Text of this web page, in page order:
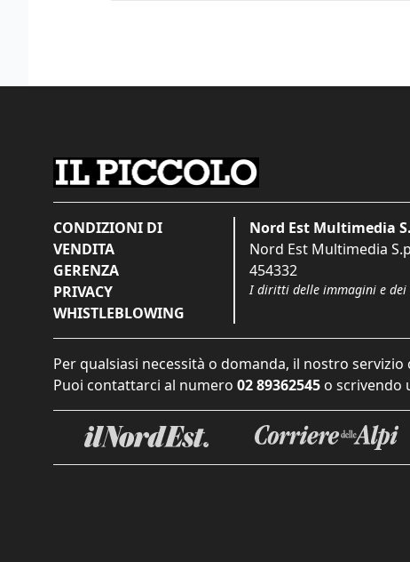
CONDIZIONI DI
VENDITA
GERENZA
PRIVACY
WHISTLEBLOWING
Nord Est Multimedia
Nord Est Multimedia
454332
I diritti delle immagini e dei
Per qualsiasi necessità o domanda, il nostro
Puoi contattarci al numero 02 89362545 o scrivendo